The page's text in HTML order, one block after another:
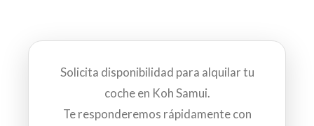
Solicita disponibilidad para alquilar tu
coche en Koh Samui.
Te responderemos rápidamente con